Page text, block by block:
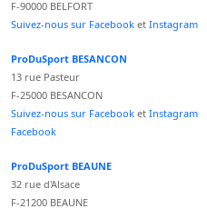
F-90000 BELFORT
Suivez-nous sur Facebook et Instagram
ProDuSport BESANCON
13 rue Pasteur
F-25000 BESANCON
Suivez-nous sur Facebook et Instagram
Facebook
ProDuSport BEAUNE
32 rue d'Alsace
F-21200 BEAUNE